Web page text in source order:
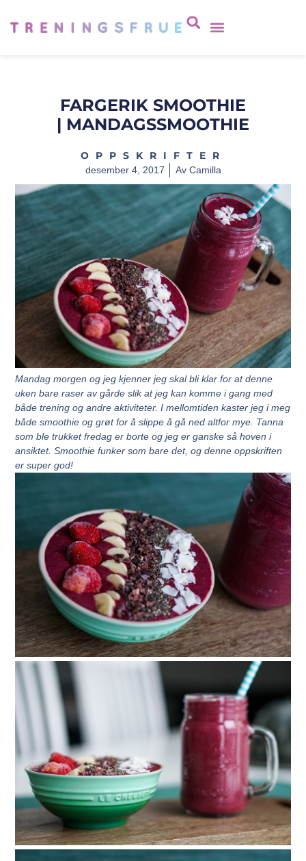
FARGERIK SMOOTHIE
| MANDAGSSMOOTHIE
OPPSKRIFTER
desember 4, 2017 AvCamilla
Mandag morgen og jeg kjenner jeg skal bli klar for at denne
uken bare raser av gårde slik at jeg kan komme i gang med
både trening og andre aktiviteter. I mellomtiden kaster jeg i meg
både smoothie og grøt for å slippe å gå ned altfor mye. Tanna
som ble trukket fredag er borte og jeg er ganske så hoven i
ansiktet. Smoothie funker som bare det, og denne oppskriften
er super god!